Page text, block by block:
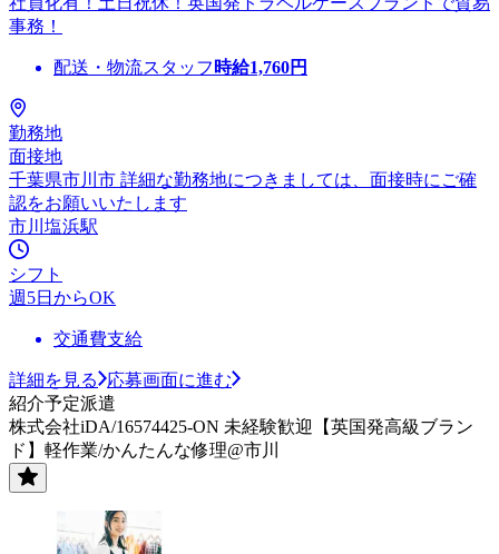
事務！
配送・物流スタッフ 時給1,760円
勤務地
面接地
千葉県市川市 詳細な勤務地につきましては、面接時にご確
認をお願いいたします
市川塩浜駅
シフト
週5日からOK
交通費支給
詳細を見る
応募画面に進む
紹介予定派遣
株式会社iDA/16574425-ON 未経験歓迎【英国発高級ブラン
ド】軽作業/かんたんな修理@市川